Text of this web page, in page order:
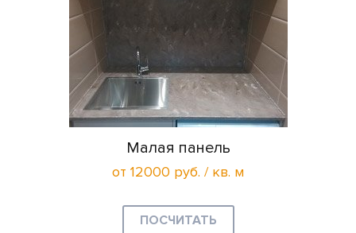
Малая панель
от 12000 руб. / кв. м
ПОСЧИТАТЬ